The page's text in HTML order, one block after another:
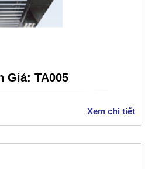
Giả: TA005
Xem chi tiết